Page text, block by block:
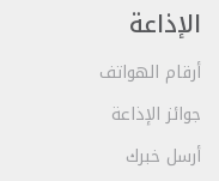
الإذاعة
أرقام الهواتف
جوائز الإذاعة
أرسل خبرك